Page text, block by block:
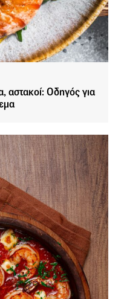
αστακοί: Οδηγός για